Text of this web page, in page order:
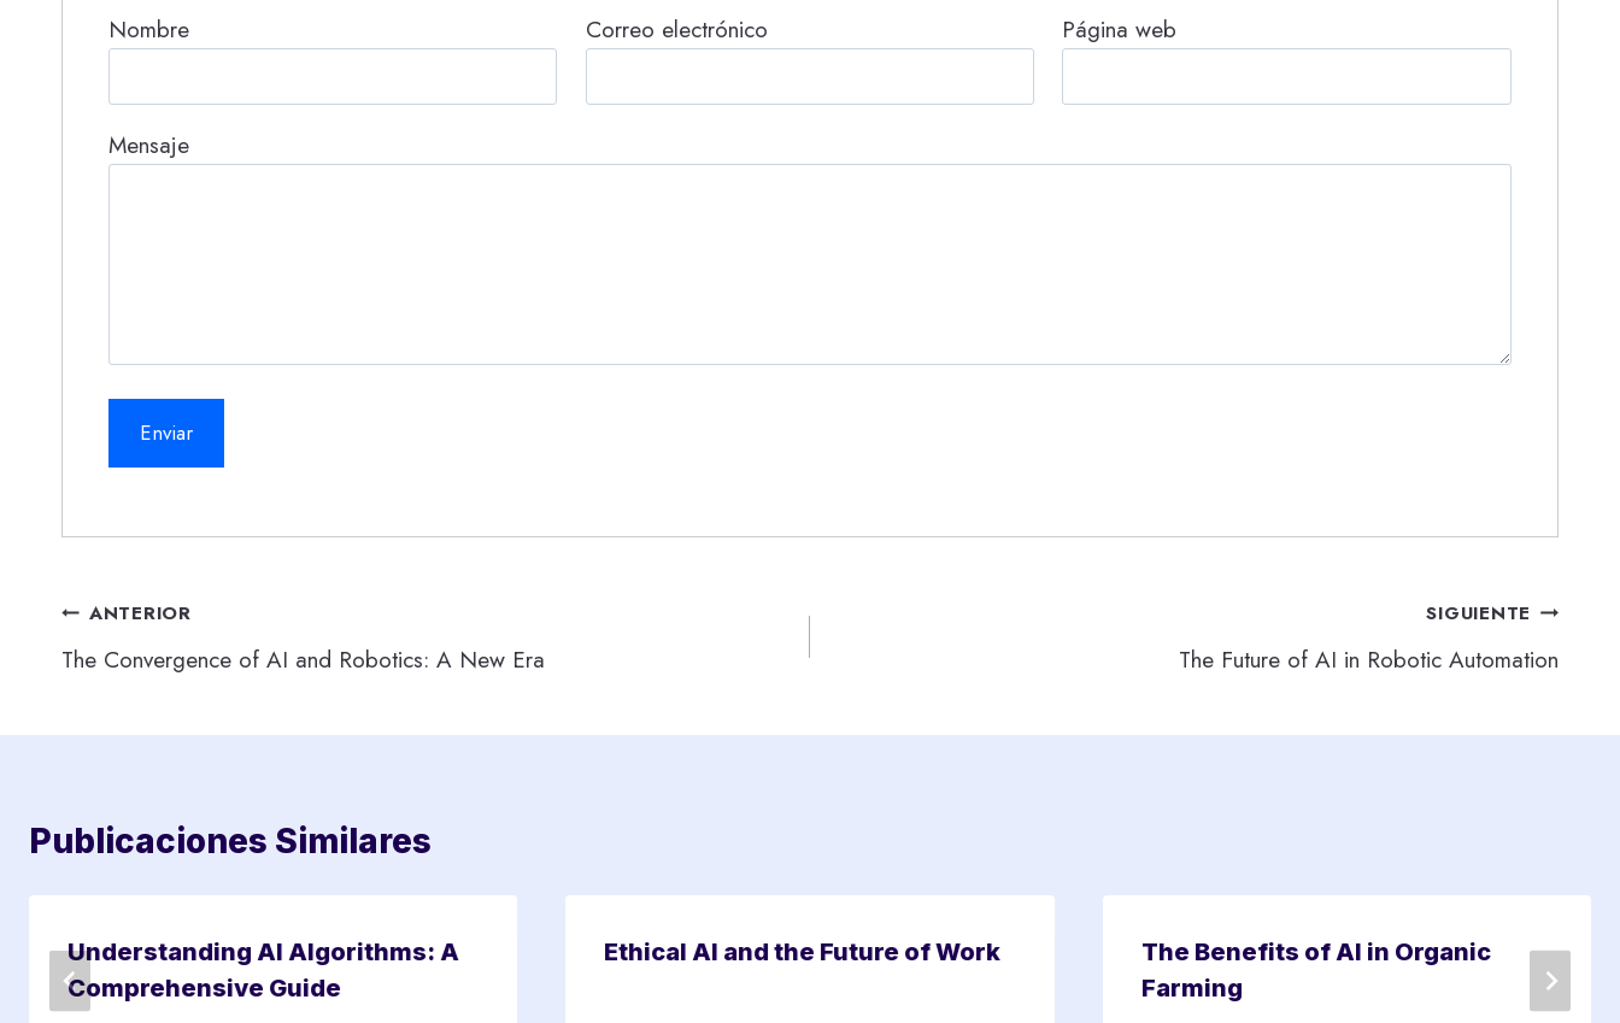
Nombre Correo electrónico Página web
Mensaje
Navegación
de
ANTERIOR
The Convergence of AI and Robotics: A New Era
SIGUIENTE
The Future of AI in Robotic Automation
Publicaciones Similares
Understanding AI Algorithms: A
Comprehensive Guide
Ethical AI and the Future of Work
The Benefits of AI in Organic
Farming